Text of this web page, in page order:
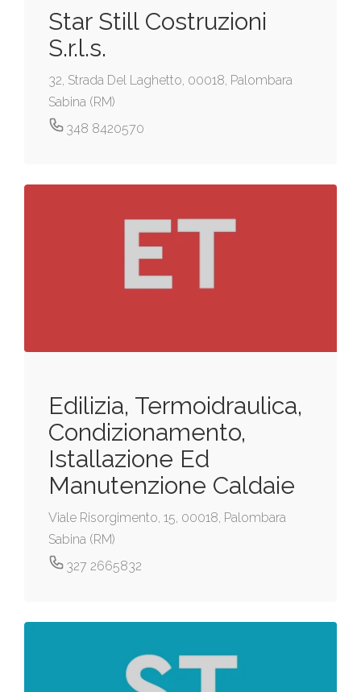
Star Still Costruzioni
S.r.l.s.
32, Strada Del Laghetto, 00018, Palombara
Sabina (RM)
348 8420570
Edilizia, Termoidraulica,
Condizionamento,
Istallazione Ed
Manutenzione Caldaie
Viale Risorgimento, 15, 00018, Palombara
Sabina (RM)
327 2665832